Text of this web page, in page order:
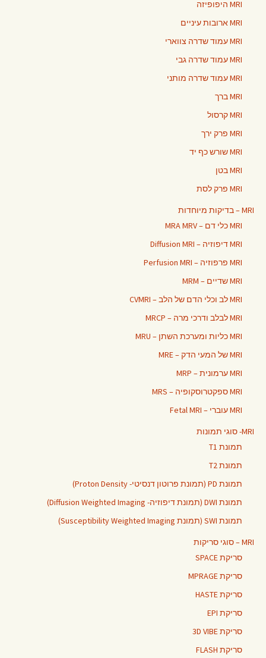
MRI היפופיזה
MRI ארובות עיניים
MRI עמוד שדרה צווארי
MRI עמוד שדרה גבי
MRI עמוד שדרה מותני
MRI ברך
MRI קרסול
MRI פרק ירך
MRI שורש כף יד
MRI בטן
MRI פרק לסת
MRI – בדיקות מיוחדות
MRI כלי דם – MRA MRV
MRI דיפוזיה – Diffusion MRI
MRI פרפוזיה – Perfusion MRI
MRI שדיים – MRM
MRI לב וכלי הדם של הלב – CVMRI
MRI לבלב ודרכי מרה – MRCP
MRI כליות ומערכת השתן – MRU
MRI של המעי הדק – MRE
MRI ערמונית – MRP
MRI ספקטרוסקופיה – MRS
MRI עוברי – Fetal MRI
MRI- סוגי תמונות
תמונת T1
תמונת T2
תמונת PD (תמונת פרוטון דנסיטי- Proton Density)
תמונת DWI (תמונת דיפוזיה- Diffusion Weighted Imaging)
תמונת SWI (תמונת Susceptibility Weighted Imaging)
MRI – סוגי סריקות
סריקת SPACE
סריקת MPRAGE
סריקת HASTE
סריקת EPI
סריקת 3D VIBE
סריקת FLASH